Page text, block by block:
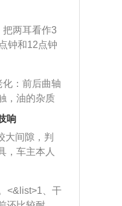
出来，如果
采取应急措
棍将所有的
处，然后将
将堵塞的东
碳过多引起
器泡在草酸
，将清洗剂
后，车辆启
入到燃烧
可以让三元
塞的情况就
两耳看作3
钟和12点钟
、双手握住
要打相同的
要反复练
忆，在真实
能打好方
：前后曲轴
，油的杂质
其密封效果
。<&list>2、
塞环与缸体
燃烧室中，
粘度。使用
有烧机油现
的流动性，
响
大间隙，判
，车主本人
修理厂或4s
防尘罩破
，使半轴磨
<&list>1、干